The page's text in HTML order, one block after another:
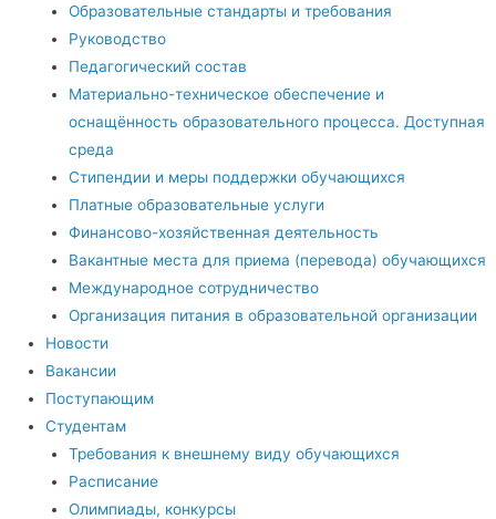
Образовательные стандарты и требования
Руководство
Педагогический состав
Материально-техническое обеспечение и
оснащённость образовательного процесса. Доступная
среда
Стипендии и меры поддержки обучающихся
Платные образовательные услуги
Финансово-хозяйственная деятельность
Вакантные места для приема (перевода) обучающихся
Международное сотрудничество
Организация питания в образовательной организации
Новости
Вакансии
Поступающим
Студентам
Требования к внешнему виду обучающихся
Расписание
Олимпиады, конкурсы